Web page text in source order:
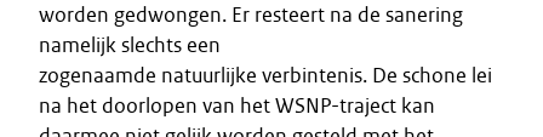
worden gedwongen. Er resteert na de sanering
namelijk slechts een
zogenaamde natuurlijke verbintenis. De schone lei
na het doorlopen van het WSNP-traject kan